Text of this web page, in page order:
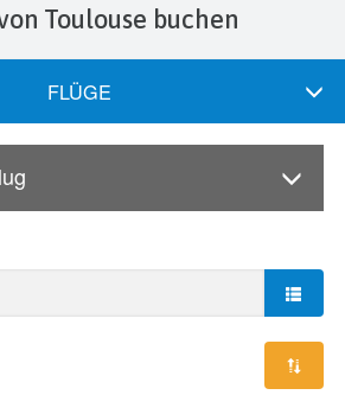
Toulouse buchen